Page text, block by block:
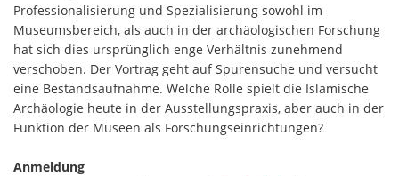
Professionalisierung und Spezialisierung sowohl im
Museumsbereich, als auch in der archäologischen Forschung
hat sich dies ursprünglich enge Verhältnis zunehmend
verschoben. Der Vortrag geht auf Spurensuche und versucht
eine Bestandsaufnahme. Welche Rolle spielt die Islamische
Archäologie heute in der Ausstellungspraxis, aber auch in der
Funktion der Museen als Forschungseinrichtungen?
Anmeldung